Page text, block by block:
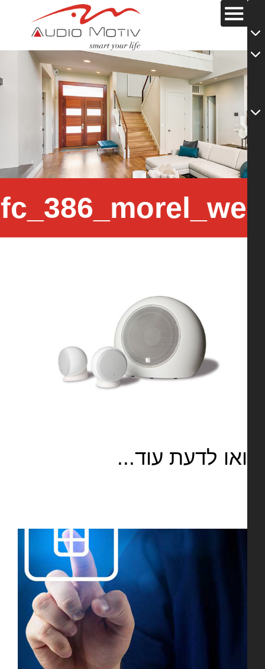
לדעת עוד...